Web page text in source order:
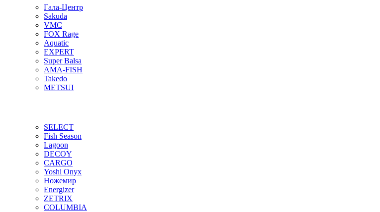
Гала-Центр
Sakuda
VMC
FOX Rage
Aquatic
EXPERT
Super Balsa
AMA-FISH
Takedo
METSUI
SELECT
Fish Season
Lagoon
DECOY
CARGO
Yoshi Onyx
Ножемир
Energizer
ZETRIX
COLUMBIA